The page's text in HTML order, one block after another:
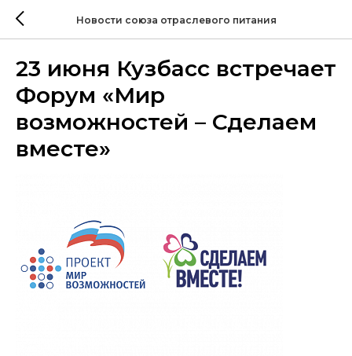
Новости союза отраслевого питания
23 июня Кузбасс встречает
Форум «Мир
возможностей – Сделаем
вместе»